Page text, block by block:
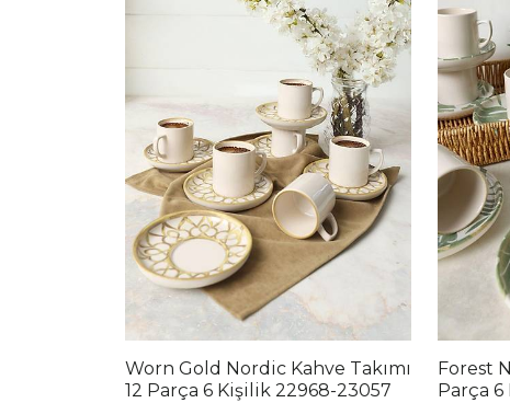
Worn Gold Nordic Kahve Takımı
12 Parça 6 Kişilik 22968-23057
Forest
Parça